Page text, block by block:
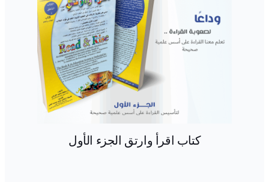
كتاب اقرأ وارتق الجزء الأول